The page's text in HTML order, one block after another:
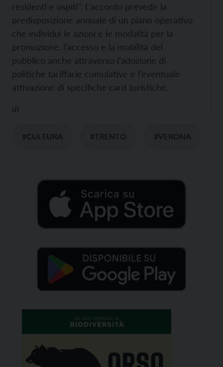
residenti e ospiti”. L’accordo prevede la
predisposizione annuale di un piano operativo
che individui le azioni e le modalità per la
promozione, l’accesso e la mobilità del
pubblico anche attraverso l’adozione di
politiche tariffarie cumulative e l’eventuale
attivazione di specifiche card turistiche.
di
#CULTURA #TRENTO #VERONA